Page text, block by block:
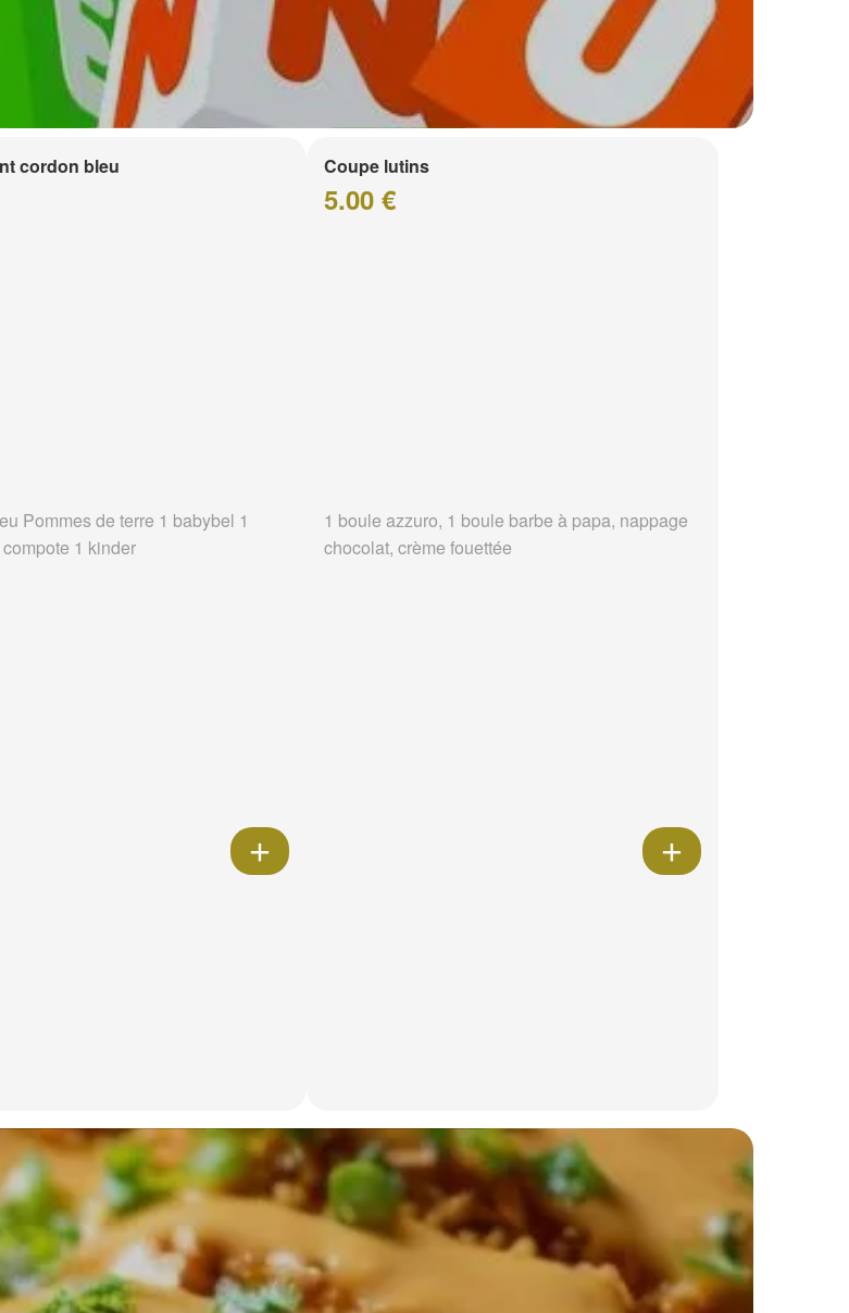
cordon bleu
Pommes de terre 1 babybel 1
1 kinder
Coupe lutins
5.00 €
1 boule azzuro, 1 boule barbe à papa, nappage
chocolat, crème fouettée